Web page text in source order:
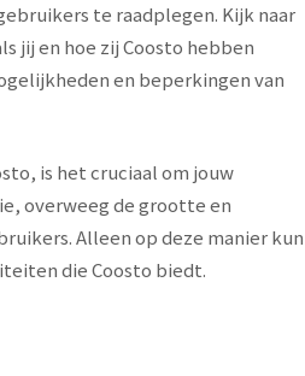
te raadplegen. Kijk naar
jij en hoe zij Coosto hebben
en beperkingen van
is het cruciaal om jouw
overweeg de grootte en
Alleen op deze manier kun
die Coosto biedt.